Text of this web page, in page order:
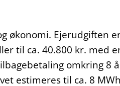
økonomi. Ejerudgiften
til ca. 40.800 kr. med
omkring 8
estimeres til ca. 8